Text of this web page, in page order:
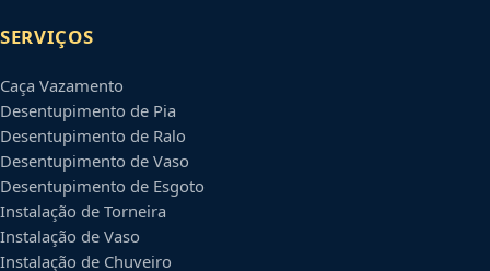
SERVIÇOS
Caça Vazamento
Desentupimento de Pia
Desentupimento de Ralo
Desentupimento de Vaso
Desentupimento de Esgoto
Instalação de Torneira
Instalação de Vaso
Instalação de Chuveiro